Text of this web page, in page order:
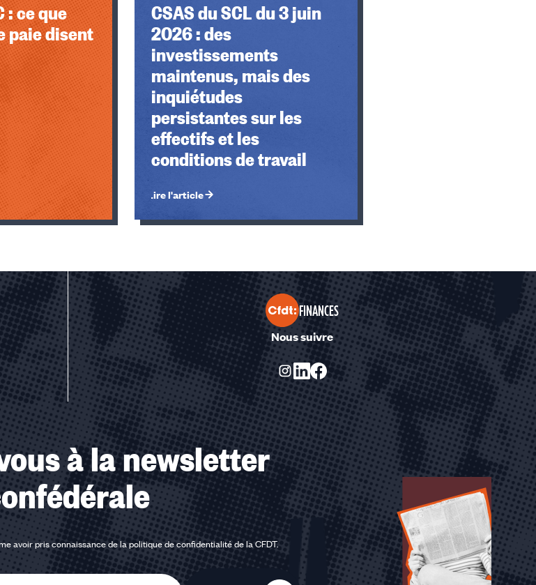
: ce que
paie disent
CSAS du SCL du 3 juin
2026 : des
investissements
maintenus, mais des
inquiétudes
persistantes sur les
effectifs et les
conditions de travail
Lire l'article
FINANCES
Nous suivre
à la newsletter
avoir pris connaissance de lapolitique de confidentialité de la CFDT.